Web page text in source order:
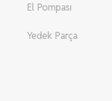
El Pompası
Yedek Parça